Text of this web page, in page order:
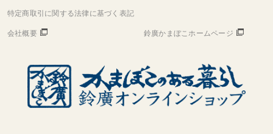
特定商取引に関する法律に基づく表記
会社概要 鈴廣かまぼこホームページ